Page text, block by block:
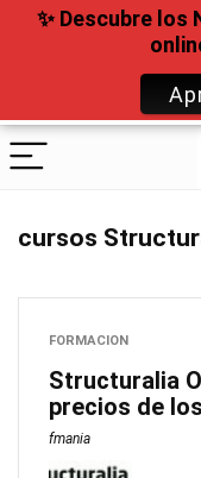
cursos
FORMACION
Structuralia
precios de
fmania
✨ Descubre los